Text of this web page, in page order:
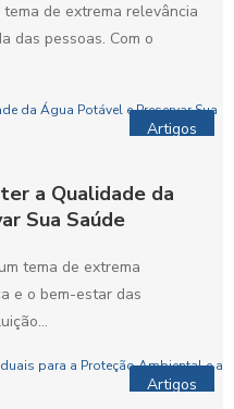
de extrema relevância
das pessoas. Com o
Artigos
a Qualidade da
Sua Saúde
tema de extrema
e o bem-estar das
Artigos